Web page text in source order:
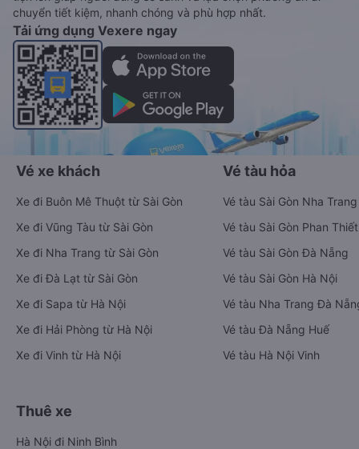
chuyển tiết kiệm, nhanh chóng và phù hợp nhất.
Tải ứng dụng Vexere ngay
Vé xe khách
Xe đi Buôn Mê Thuột từ Sài Gòn
Xe đi Vũng Tàu từ Sài Gòn
Xe đi Nha Trang từ Sài Gòn
Xe đi Đà Lạt từ Sài Gòn
Xe đi Sapa từ Hà Nội
Xe đi Hải Phòng từ Hà Nội
Xe đi Vinh từ Hà Nội
Vé tàu hỏa
Vé tàu Sài Gòn Nha Trang
Vé tàu Sài Gòn Phan Thiết
Vé tàu Sài Gòn Đà Nẵng
Vé tàu Sài Gòn Hà Nội
Vé tàu Nha Trang Đà
Vé tàu Đà Nẵng Huế
Vé tàu Hà Nội Vinh
Thuê xe
Hà Nội đi Ninh Bình